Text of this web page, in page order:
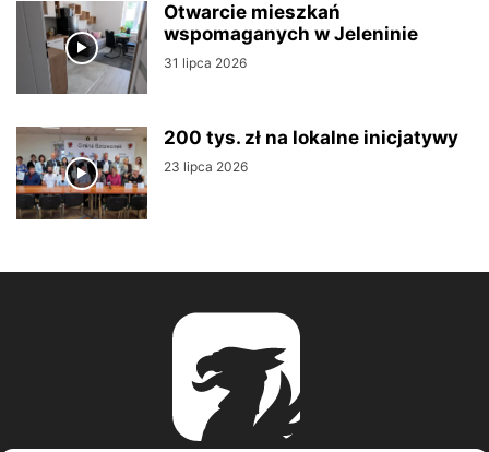
Otwarcie mieszkań
wspomaganych w Jeleninie
31 lipca 2026
200 tys. zł na lokalne inicjatywy
23 lipca 2026